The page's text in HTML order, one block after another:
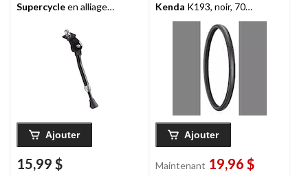
Supercycleen alliage
Ajouter
15,99 $
Kenda K193, noir, 700
x 38C
Ajouter
Maintenant 19,96 $